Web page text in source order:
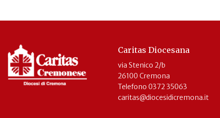
Caritas Diocesana
via Stenico 2/b
26100 Cremona
Telefono 0372 35063
caritas@diocesidicremona.it